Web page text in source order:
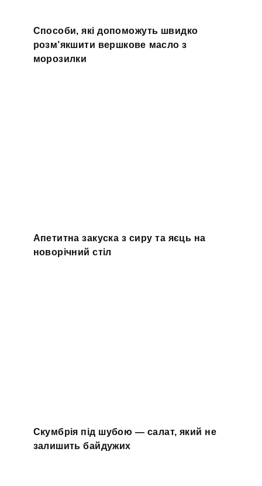
Способи, які допоможуть швидко
розм’якшити вершкове масло з
морозилки
Апетитна закуска з сиру та яєць на
новорічний стіл
Скумбрія під шубою — салат, який не
залишить байдужих